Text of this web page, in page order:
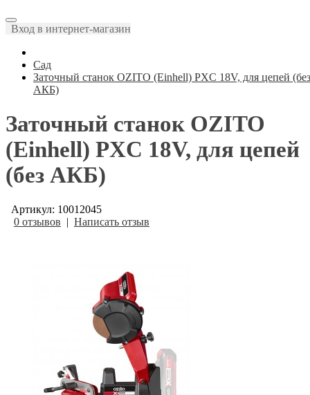
Вход в интернет-магазин
Сад
Заточный станок OZITO (Einhell) PXC 18V, для цепей (без
АКБ)
Заточный станок OZITO
(Einhell) PXC 18V, для цепей
(без АКБ)
Артикул: 10012045
0 отзывов | Написать отзыв